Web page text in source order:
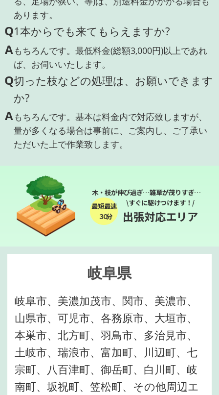
あります。
Q1本からでも来てもらえますか?
Aもちろんです。最低料金(総額3,000円)以上であれ
ば、お伺いいたします。
Q切った枝などの処理は、お願いできます
か?
Aもちろんです。基本は料金内で対応致しますが、
量が多くなる場合は事前に、ご案内し、ご了承い
ただいた上で作業致します。
木・枝が伸び過ぎ…雑草が茂りすぎ…
最短最速
３０分
\すぐに駆けつけます！/
出張対応エリア
岐阜県
岐阜市、美濃加茂市、関市、美濃市、
山県市、可児市、各務原市、大垣市、
本巣市、北方町、羽鳥市、多治見市、
土岐市、瑞浪市、富加町、川辺町、七
宗町、八百津町、御岳町、白川町、岐
南町、坂祝町、笠松町、その他周辺エ